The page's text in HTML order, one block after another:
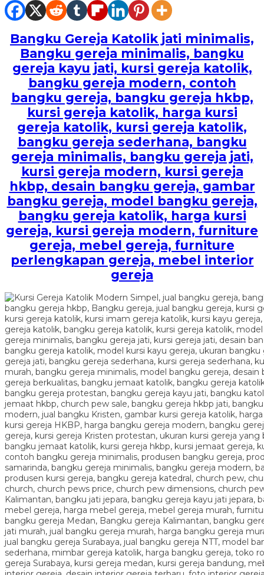
Bangku Gereja Katolik jati minimalis,
Bangku gereja minimalis, bangku
gereja kayu jati, kursi gereja katolik,
bangku gereja modern, contoh
bangku gereja, bangku gereja hkbp,
kursi gereja katolik, harga kursi
gereja katolik, kursi gereja katolik,
bangku gereja sederhana, bangku
gereja minimalis, bangku gereja jati,
kursi gereja modern, kursi gereja
hkbp, desain bangku gereja, gambar
bangku gereja, model bangku gereja,
bangku gereja katolik, harga kursi
gereja, kursi gereja modern, furniture
gereja, mebel gereja, furniture
perlengkapan gereja, mebel interior
gereja